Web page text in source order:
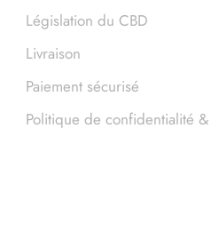
Législation du CBD
Livraison
Paiement sécurisé
Politique de confidentialité &